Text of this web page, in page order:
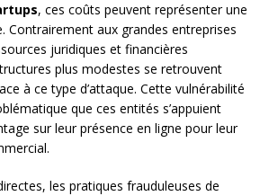
, ces coûts peuvent représenter une
Contrairement aux grandes entreprises
juridiques et financières
plus modestes se retrouvent
à ce type d’attaque. Cette vulnérabilité
que ces entités s’appuient
sur leur présence en ligne pour leur
les pratiques frauduleuses de